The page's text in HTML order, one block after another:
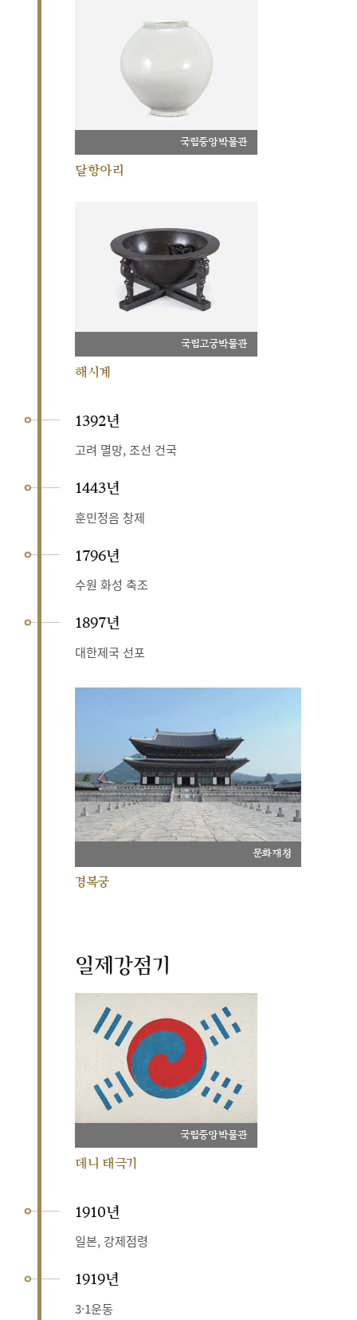
국립중앙박물관
달항아리
국립고궁박물관
해시계
1392년
고려 멸망, 조선 건국
1443년
훈민정음 창제
1796년
수원 화성 축조
1897년
대한제국 선포
문화재청
경복궁
일제강점기
국립중앙박물관
데니 태극기
1910년
일본, 강제점령
1919년
3·1운동